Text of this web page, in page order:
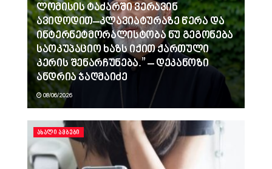
ლომისის ტაძარში ვერავინ
ავიდოდით–კლავიატურაზე წერა და
ინტერნეტმორალისტობა ნუ გეგონება
საოკუპაციო ხაზს იქით ქართული
კერის შენარჩუნება.” – დეკანოზი
ანდრია ჯაღმაიძე
08/06/2026
ᲐᲮᲐᲚᲘ ᲐᲛᲑᲔᲑᲘ